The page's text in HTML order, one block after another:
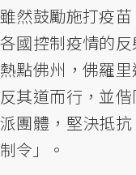
雖然鼓勵施打疫
各國控制疫情的
熱點佛州，佛羅
反其道而行，並
派團體，堅決抵
制令」。